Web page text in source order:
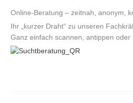
Online-Beratung – zeitnah, anonym,
Ihr „kurzer Draht“ zu unseren
Ganz einfach scannen, antippen oder